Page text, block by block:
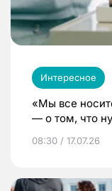
Интересное
«Мы все
— о том, что
08:30 / 17.07.26